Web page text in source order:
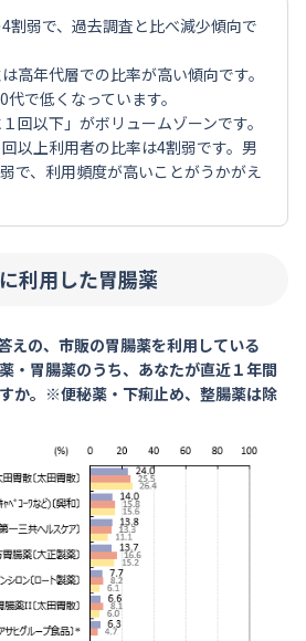
割弱で、過去調査と比べ減少傾向で
高年代層での比率が高い傾向です。
で低くなっています。
回以下」がボリュームゾーンです。
以上利用者の比率は4割弱です。男
で、利用頻度が高いことがうかがえ
利用した胃腸薬
えの、市販の胃腸薬を利用している
・胃腸薬のうち、あなたが直近１年間
か。※便秘薬・下痢止め、整腸薬は除